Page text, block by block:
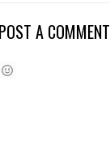
POST A COMMENT